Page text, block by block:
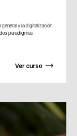
general y la digitalización
paradigmas
Ver curso